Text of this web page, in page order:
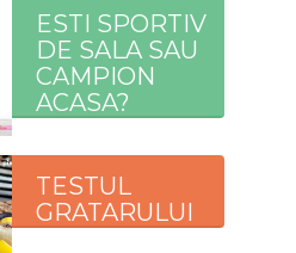
ESTI SPORTIV
DE SALA SAU
CAMPION
ACASA?
TESTUL
GRATARULUI